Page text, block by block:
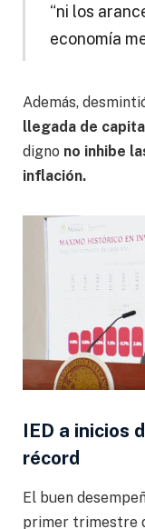
“ni los
economía
Además,
llegada de
digno no inhibe
inflación.
IED a inicios
récord
El buen
primer trimestre